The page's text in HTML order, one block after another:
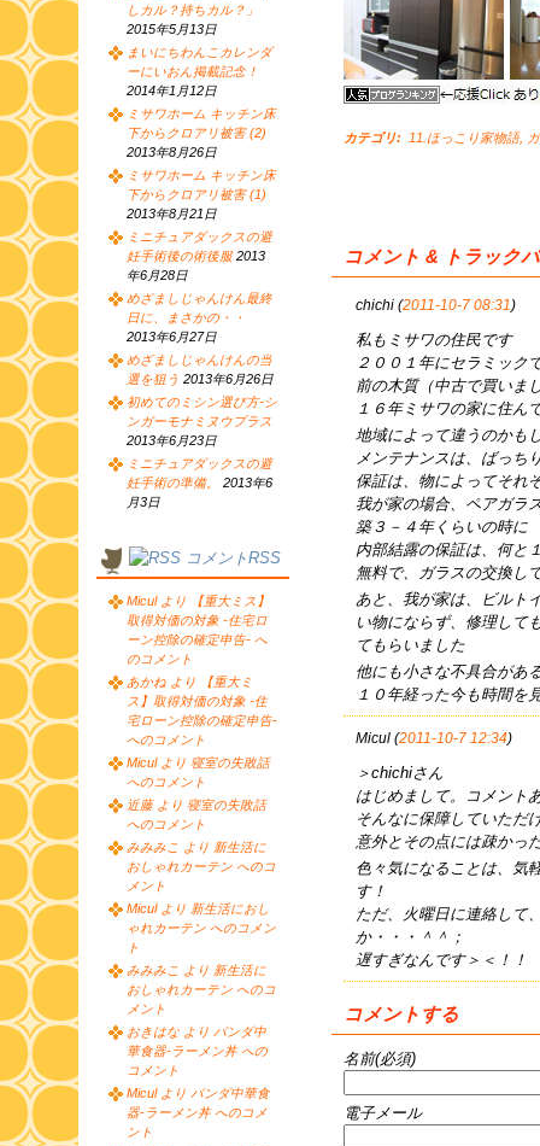
カテゴリ: 11.ほっこり家物語,
コメント & トラック
chichi (2011-10-7 08:31 )
私もミサワの住民です
２００１年にセラミック
前の木質（中古で買いま
１６年ミサワの家に住ん
地域によって違うのかも
メンテナンスは、ばっち
保証は、物によってそれ
我が家の場合、ペアガラ
築３－４年くらいの時に
内部結露の保証は、何と
無料で、ガラスの交換し
あと、我が家は、ビルト
い物にならず、修理して
てもらいました
他にも小さな不具合があ
１０年経った今も時間を
Micul (2011-10-7 12:34)
＞chichiさん
はじめまして。コメント
そんなに保障していただ
意外とその点には疎かっ
色々気になることは、気
す！
ただ、火曜日に連絡して
か・・・＾＾；
遅すぎなんです＞＜！！
コメントする
名前(必須)
電子メール
しカル？持ちカル？」
2015年5月13日
まいにちわんこカレンダ
ーにいおん掲載記念！
2014年1月12日
ミサワホーム キッチン床
下からクロアリ被害 (2)
2013年8月26日
ミサワホーム キッチン床
下からクロアリ被害 (1)
2013年8月21日
ミニチュアダックスの避
妊手術後の術後服 2013
年6月28日
めざましじゃんけん最終
日に、まさかの・・
2013年6月27日
めざましじゃんけんの当
選を狙う 2013年6月26日
初めてのミシン選び方-シ
ンガーモナミヌウプラス
2013年6月23日
ミニチュアダックスの避
妊手術の準備。
2013年6
月3日
コメントRSS
Micul より 【重大ミス】
取得対価の対象 -住宅ロ
ーン控除の確定申告- へ
のコメント
あかね より 【重大ミ
ス】取得対価の対象 -住
宅ローン控除の確定申告-
へのコメント
Micul より 寝室の失敗話
へのコメント
近藤 より 寝室の失敗話
へのコメント
みみみこ より 新生活に
おしゃれカーテン へのコ
メント
Micul より 新生活におし
ゃれカーテン へのコメン
ト
みみみこ より 新生活に
おしゃれカーテン へのコ
メント
おきはな より パンダ中
華食器-ラーメン丼 への
コメント
Micul より パンダ中華食
器-ラーメン丼 へのコメ
ント